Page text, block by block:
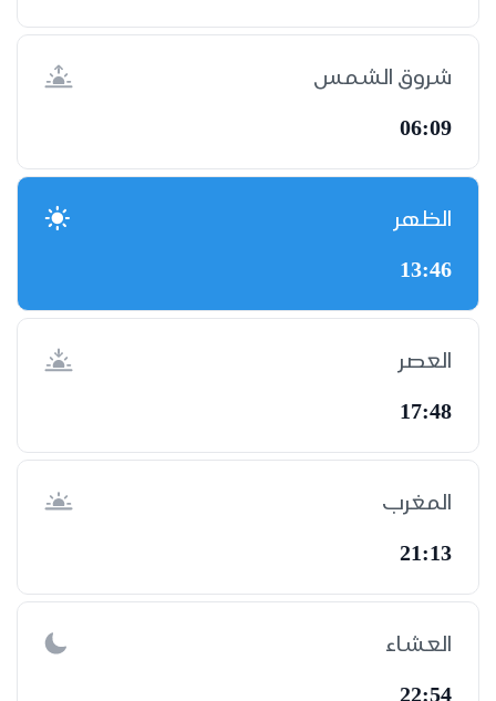
شروق الشمس
06:09
الظهر
13:46
العصر
17:48
المغرب
21:13
العشاء
22:54